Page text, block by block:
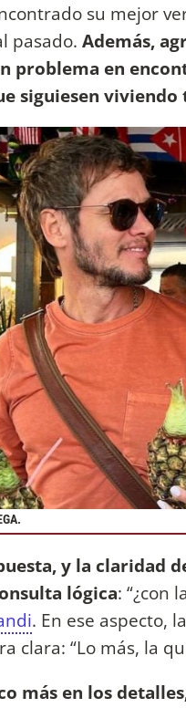
su mejor
pasado. Además,
problema en
siguiesen
y la claridad
lógica: “¿con
. En ese aspecto,
clara: “Lo más, la
más en los